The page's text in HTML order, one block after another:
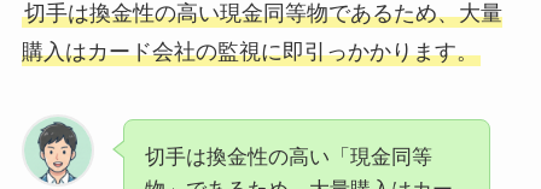
切手は換金性の高い現金同等物であるため、大量
購入はカード会社の監視に即引っかかります。
切手は換金性の高い「現金同等